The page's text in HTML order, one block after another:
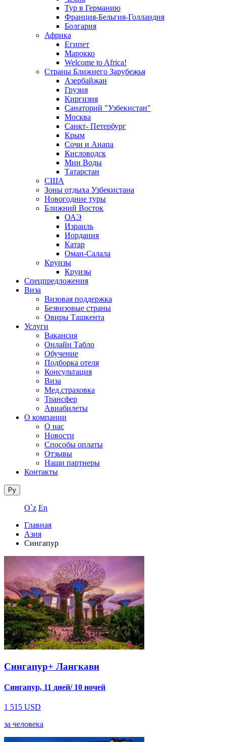
Тур в Германию
Франция-Бельгия-Голландия
Болгария
Африка
Египет
Марокко
Welcome to Africa!
Страны Ближнего Зарубежья
Азербайжан
Грузия
Киргизия
Санаторий "Узбекистан"
Москва
Санкт- Петербург
Крым
Сочи и Анапа
Кисловодск
Мин Воды
Татарстан
США
Зоны отдыха Узбекистана
Новогодние туры
Ближний Восток
ОАЭ
Израиль
Иордания
Катар
Оман-Салала
Круизы
Круизы
Спецпредложения
Виза
Визовая поддержка
Безвизовые страны
Овиры Ташкента
Услуги
Вакансия
Онлайн Табло
Обучение
Подборка отеля
Консультация
Виза
Мед.страховка
Трансфер
Авиабилеты
О компании
О нас
Новости
Способы оплаты
Отзывы
Наши партнеры
Контакты
Ру
O`z En
Главная
Азия
Сингапур
Сингапур+ Лангкави
Сингапур, 11 дней/ 10 ночей
1 515 USD
за человека